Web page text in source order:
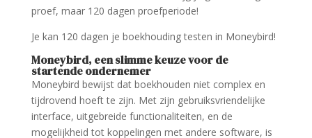
proef, maar 120 dagen proefperiode!
Je kan 120 dagen je boekhouding testen in Moneybird!
Moneybird, een slimme keuze voor de
startende ondernemer
Moneybird bewijst dat boekhouden niet complex en
tijdrovend hoeft te zijn. Met zijn gebruiksvriendelijke
interface, uitgebreide functionaliteiten, en de
mogelijkheid tot koppelingen met andere software, is